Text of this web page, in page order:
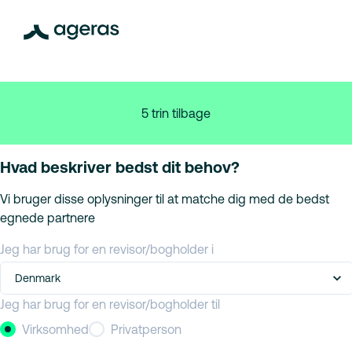
5 trin tilbage
Hvad beskriver bedst dit behov?
Vi bruger disse oplysninger til at matche dig med de bedst
egnede partnere
Jeg har brug for en revisor/bogholder i
Denmark
Jeg har brug for en revisor/bogholder til
Virksomhed
Privatperson